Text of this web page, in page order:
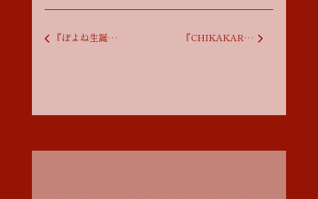
投稿ナビゲーション
『ぽよね生誕祭2024』 『CHIKAKARA 大仙臺連邦編』